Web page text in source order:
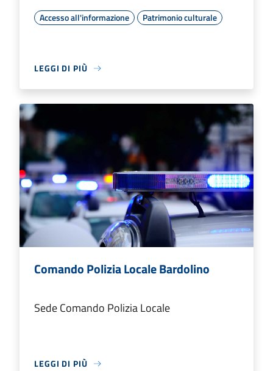
Accesso all'informazione Patrimonio culturale
LEGGI DI PIÙ
Comando Polizia Locale Bardolino
Sede Comando Polizia Locale
LEGGI DI PIÙ